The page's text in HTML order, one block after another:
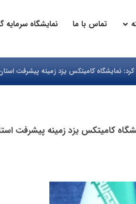
تماس با ما نمایشگاه سرمایه
نمایشگاه کامیتکس یزد زمینه پیشرفت
کامیتکس یزد زمینه پیشرفت